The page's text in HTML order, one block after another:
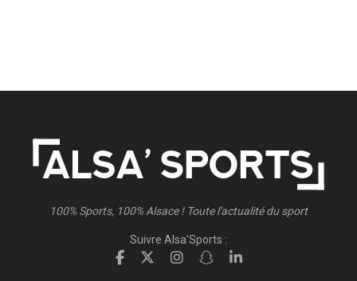
100% Sports, 100% Alsace ! Toute l'actualité du sport
Suivre Alsa'Sports :